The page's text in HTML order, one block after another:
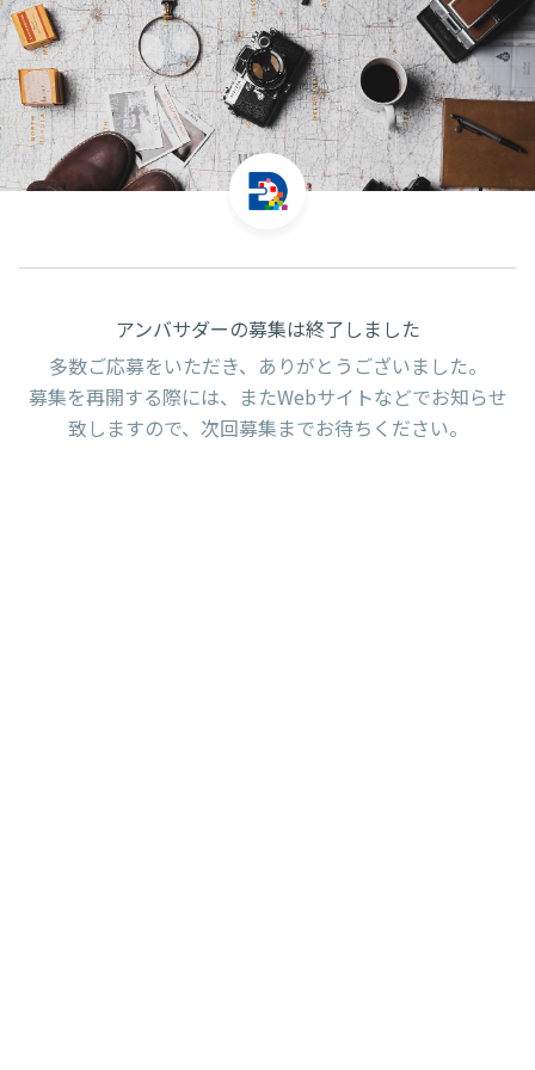
アンバサダーの募集は終了しました
多数ご応募をいただき、ありがとうございました。
募集を再開する際には、またWebサイトなどでお知らせ
致しますので、次回募集までお待ちください。